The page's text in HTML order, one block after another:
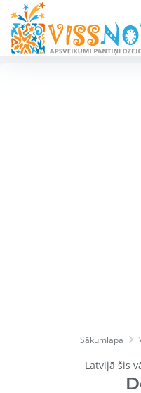
Sākumlapa
Latvijā šis